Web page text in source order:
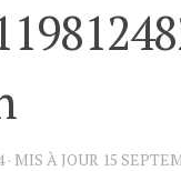
· MIS À JOUR 15